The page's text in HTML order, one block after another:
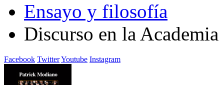
Ensayo y filosofía
Discurso en la Academia
Facebook TwitterYoutube Instagram